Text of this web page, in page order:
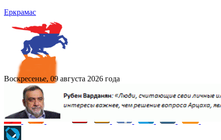
Еркрамас
Воскресенье, 09 августа 2026 года